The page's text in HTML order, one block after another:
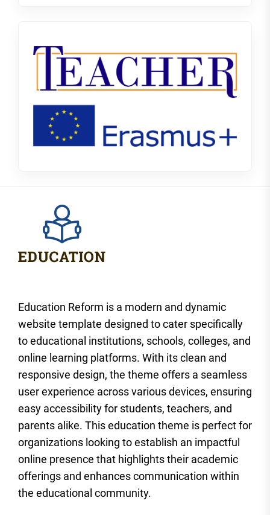
Education Reform is a modern and dynamic
website template designed to cater specifically
to educational institutions, schools, colleges, and
online learning platforms. With its clean and
responsive design, the theme offers a seamless
user experience across various devices, ensuring
easy accessibility for students, teachers, and
parents alike. This education theme is perfect for
organizations looking to establish an impactful
online presence that highlights their academic
offerings and enhances communication within
the educational community.